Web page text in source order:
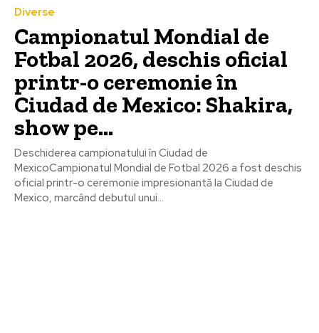
Diverse
Campionatul Mondial de
Fotbal 2026, deschis oficial
printr-o ceremonie în
Ciudad de Mexico: Shakira,
show pe…
Deschiderea campionatului în Ciudad de
MexicoCampionatul Mondial de Fotbal 2026 a fost deschis
oficial printr-o ceremonie impresionantă la Ciudad de
Mexico, marcând debutul unui...